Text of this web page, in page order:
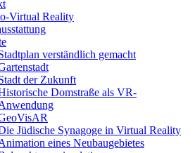
Virtual Reality
verständlich gemacht
der Zukunft
Domstraße als VR-
Jüdische Synagoge in Virtual Reality
eines Neubaugebietes